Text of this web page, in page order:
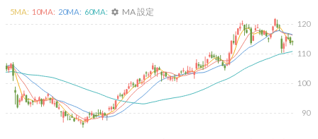
90
100
110
120
5MA: 10MA: 20MA: 60MA: settings MA 設定